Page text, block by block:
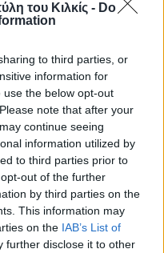
του Κιλκίς - Do
to third parties, or
information for
the below opt-out
note that after your
continue seeing
information utilized by
to third parties prior to
out of the further
by third parties on the
This information may
on the IAB’s List of
further disclose it to other